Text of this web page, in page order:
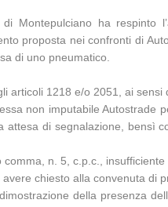
Montepulciano ha
proposta nei confronti di
di uno pneumatico.
1218 e/o 2051, ai sensi
non imputabile Autostrade
di segnalazione, bensì
n. 5, c.p.c.,
chiesto alla convenuta
della presenza